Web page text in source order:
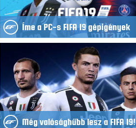
Íme a PC-s FIFA 19 gépigények
Még valósághűbb lesz a FIFA 19!